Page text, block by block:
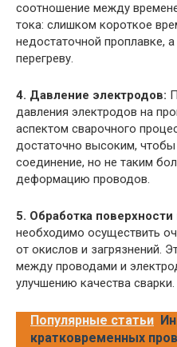
соотношение между
тока: слишком короткое
недостаточной проплавке,
перегреву.
4. Давление электродов:
давления электродов на
аспектом сварочного
достаточно высоким,
соединение, но не таким
деформацию проводов.
5. Обработка
необходимо осуществить
от окислов и загрязнений.
между проводами и
улучшению качества сварки.
Популярные статьи
кратковременных